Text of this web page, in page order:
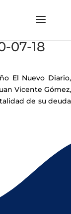
07-18
El Nuevo Diario,
Vicente Gómez,
de su deuda